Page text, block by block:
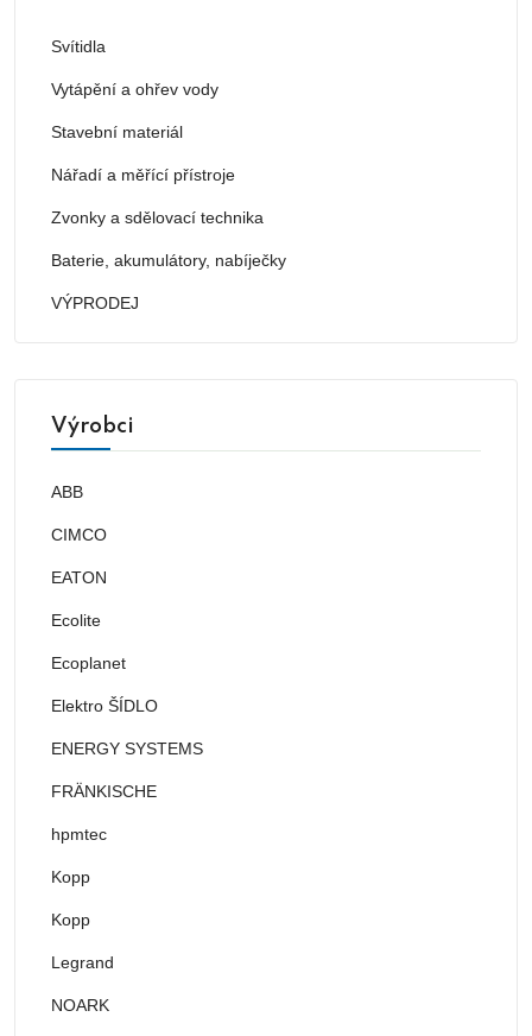
Svítidla
Vytápění a ohřev vody
Stavební materiál
Nářadí a měřící přístroje
Zvonky a sdělovací technika
Baterie, akumulátory, nabíječky
VÝPRODEJ
Výrobci
ABB
CIMCO
EATON
Ecolite
Ecoplanet
Elektro ŠÍDLO
ENERGY SYSTEMS
FRÄNKISCHE
hpmtec
Kopp
Kopp
Legrand
NOARK